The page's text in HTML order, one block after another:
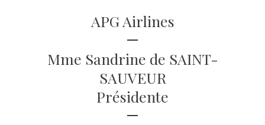
APG Airlines
Mme Sandrine de SAINT-
SAUVEUR
Présidente